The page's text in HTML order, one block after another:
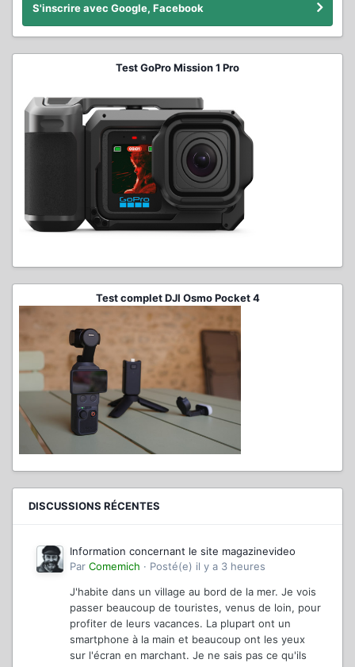
S'inscrire avec Google, Facebook
Test GoPro Mission 1 Pro
Test complet DJI Osmo Pocket 4
DISCUSSIONS RÉCENTES
Information concernant le site magazinevideo
Par Comemich · Posté(e) il y a 3 heures
J'habite dans un village au bord de la mer. Je vois
passer beaucoup de touristes, venus de loin, pour
profiter de leurs vacances. La plupart ont un
smartphone à la main et beaucoup ont les yeux
sur l'écran en marchant. Je ne sais pas ce qu'ils